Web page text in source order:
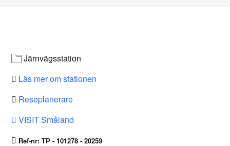
Järnvägsstation
Läs mer om stationen
Reseplanerare
VISIT Småland
Ref-nr: TP - 101278 - 20259